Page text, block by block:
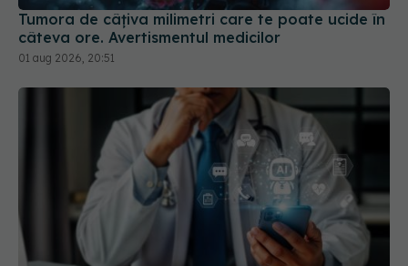
Tumora de câțiva milimetri care te poate ucide în
câteva ore. Avertismentul medicilor
01 aug 2026, 20:51